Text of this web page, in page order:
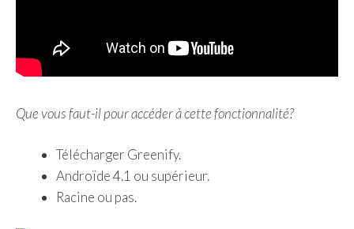
Que vous faut-il pour accéder à cette fonctionnalité?
Télécharger Greenify.
Androïde 4.1 ou supérieur.
Racine ou pas.